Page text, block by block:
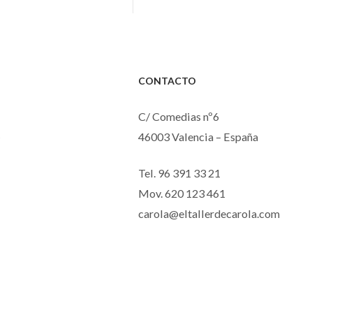
CONTACTO
C/ Comedias nº6
46003 Valencia – España
Tel. 96 391 33 21
Mov. 620 123 461
carola@eltallerdecarola.com